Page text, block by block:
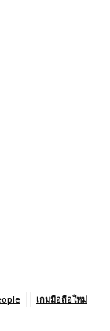
เกมมือถือใหม่